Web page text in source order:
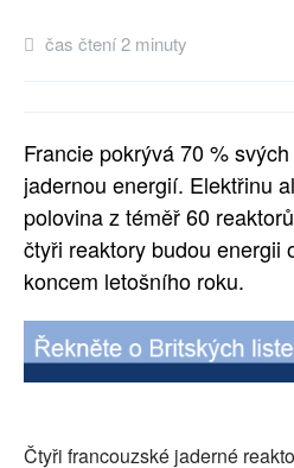
RUBRIKY
PLNÁ VERZE STRÁNEK
čas čtení 2 minuty
Francie pokrývá 70 %
jadernou energií. Elektřinu
polovina z téměř 60
čtyři reaktory budou energii
koncem letošního roku.
Čtyři francouzské jaderné